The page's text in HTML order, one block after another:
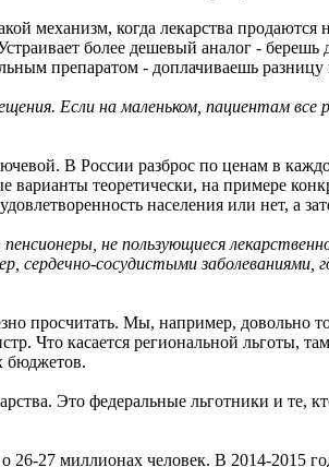
механизм, когда лекарства
более дешевый аналог -
препаратом - доплачиваешь
Если на маленьком, пациентам
В России разброс по ценам в
варианты теоретически, на примере
населения или нет, а
не пользующиеся
сердечно-сосудистыми
просчитать. Мы, например, довольно
Что касается региональной льготы,
бюджетов.
Это федеральные льготники и те,
27 миллионах человек. В 2014-2015